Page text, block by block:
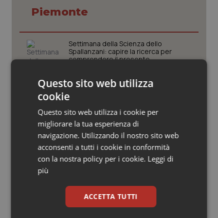
Oncologia & Nutrizione
Psoriasi & pelle
Quotidiano Cardiologia
Quotidiano Chirurgia
Quotidiano Oncologia
Quotidiano Pediatria
Rene & patologie urogenitali
Piemonte
Settimana della Scienza dello
Spallanzani: capire la ricerca per
comprendere il presente
Regione Lombardia scrive al ministro
Schillaci: “Gli attuali indicatori non
Case di comunità. La sfida ora è
riempirle di professionisti e servizi. Il
punto della Conferenza delle Regioni
criticità riscontrate, stop al
laboratorio di Embriologia
Questo sito web utilizza
cookie
Questo sito web utilizza i cookie per
migliorare la tua esperienza di
navigazione. Utilizzando il nostro sito web
acconsenti a tutti i cookie in conformità
con la nostra policy per i cookie. Leggi di
più
ACCETTA TUTTI